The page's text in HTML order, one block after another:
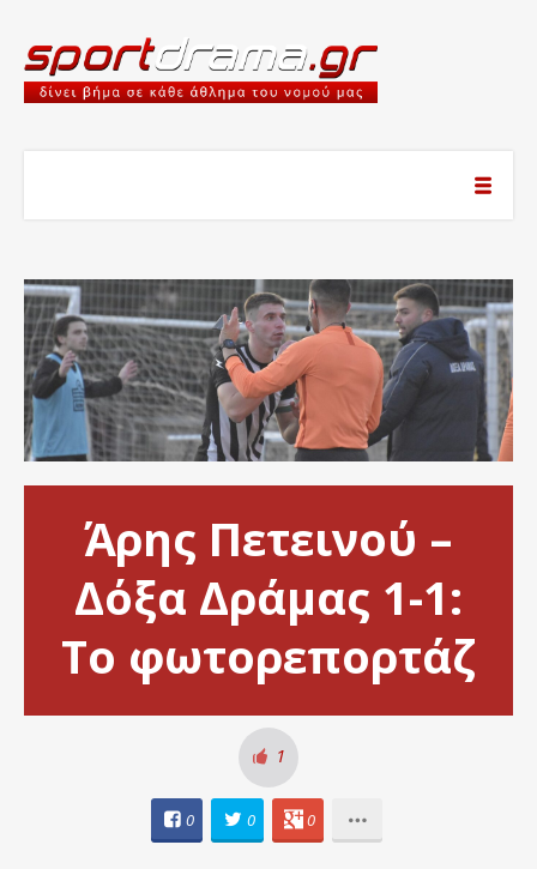
Άρης Πετεινού –
Δόξα Δράμας 1-1:
Το φωτορεπορτάζ
1
0 0 0